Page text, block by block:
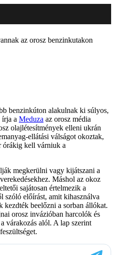
az orosz benzinkutakon
benzinkúton alakulnak ki súlyos,
a Meduza az orosz média
olajlétesítmények elleni ukrán
ellátási válságot okoztak,
órákig kell várniuk a
megkerülni vagy kijátszani a
Máshol az okoz
sajátosan értelmezik a
szóló előírást, amit kihasználva
beelőzni a sorban állókat.
orosz invázióban harcolók és
várakozás alól. A lap szerint